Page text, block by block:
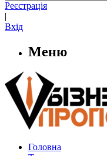
Реєстрація
|
Вхід
Меню
Головна